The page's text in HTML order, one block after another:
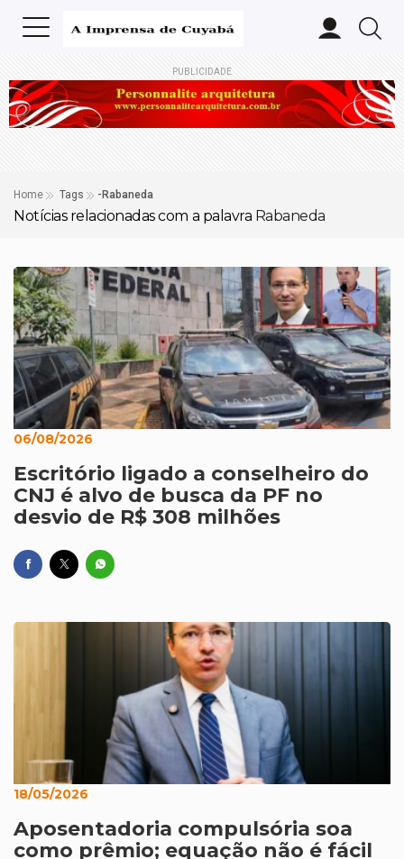
PUBLICIDADE
Home Tags -Rabaneda
Notícias relacionadas com a palavra Rabaneda
06/08/2026
Escritório ligado a conselheiro do
CNJ é alvo de busca da PF no
desvio de R$ 308 milhões
18/05/2026
Aposentadoria compulsória soa
como prêmio; equação não é fácil